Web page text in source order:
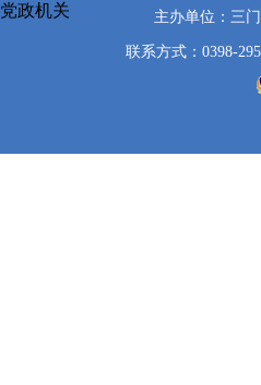
党政机关 主办单位：三
联系方式：0398-